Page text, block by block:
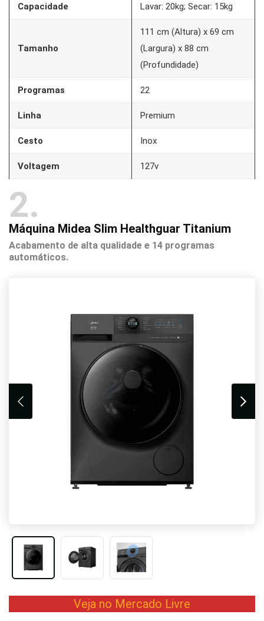
Capacidade Lavar: 20kg; Secar: 15kg
Tamanho
111 cm (Altura) x 69 cm
(Largura) x 88 cm
(Profundidade)
Programas 22
Linha Premium
Cesto Inox
Voltagem 127v
2
Máquina Midea Slim Healthguar Titanium
Acabamento de alta qualidade e 14 programas
automáticos.
Veja no Mercado Livre